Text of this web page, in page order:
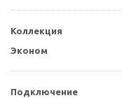
Коллекция
Эконом
Подключение